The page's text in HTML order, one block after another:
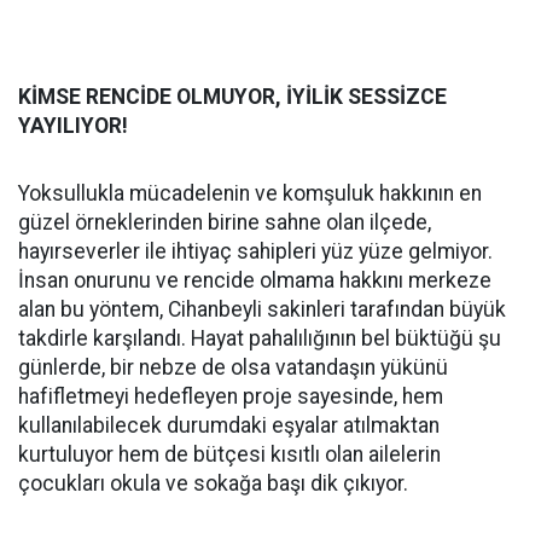
KİMSE RENCİDE OLMUYOR, İYİLİK SESSİZCE
YAYILIYOR!
Yoksullukla mücadelenin ve komşuluk hakkının en
güzel örneklerinden birine sahne olan ilçede,
hayırseverler ile ihtiyaç sahipleri yüz yüze gelmiyor.
İnsan onurunu ve rencide olmama hakkını merkeze
alan bu yöntem, Cihanbeyli sakinleri tarafından büyük
takdirle karşılandı. Hayat pahalılığının bel büktüğü şu
günlerde, bir nebze de olsa vatandaşın yükünü
hafifletmeyi hedefleyen proje sayesinde, hem
kullanılabilecek durumdaki eşyalar atılmaktan
kurtuluyor hem de bütçesi kısıtlı olan ailelerin
çocukları okula ve sokağa başı dik çıkıyor.